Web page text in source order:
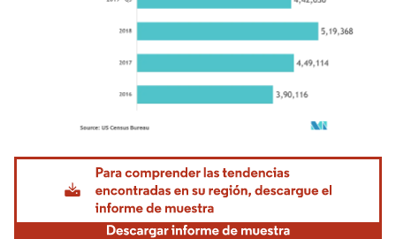
Imagen © Mordor Intelligence. El uso requiere atribución según CC BY 4.0.